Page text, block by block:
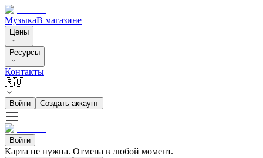
МузыкаВ магазине
Цены
Ресурсы
Контакты
🇷🇺
Войти Создать аккаунт
Войти
Карта не нужна. Отмена в любой момент.